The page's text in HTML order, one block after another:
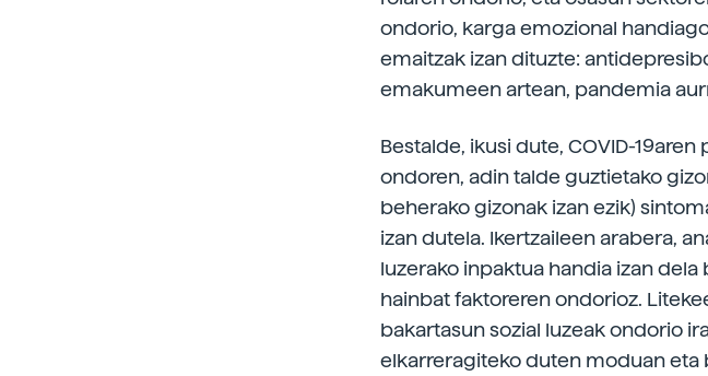
ondorio, karga emozional
emaitzak izan dituzte:
emakumeen artean, pandemia
Bestalde, ikusi dute, COVID-
ondoren, adin talde guztietako
beherako gizonak izan ezik)
izan dutela. Ikertzaileen arabera,
luzerako inpaktua handia izan
hainbat faktoreren ondorioz.
bakartasun sozial luzeak ondorio
elkarreragiteko duten moduan eta